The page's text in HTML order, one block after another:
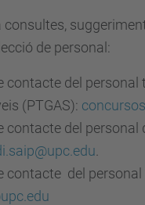
consultes,
de personal:
contacte del personal
(PTGAS):
contacte del
contacte del